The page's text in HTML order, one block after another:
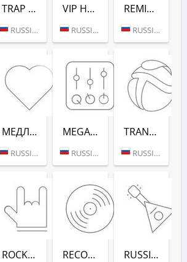
TRAP (РАДИО РЕКОРД)
RUSSIA (MOSCOW)
VIP HOUSE (РАДИО РЕКОРД)
RUSSIA (MOSCOW)
REMIX (РАДИО РЕКОРД)
RUSSIA (MOSCOW)
МЕДЛЯК FM (РАДИО РЕКОРД)
RUSSIA (MOSCOW)
MEGAMIX (РАДИО РЕКОРД)
RUSSIA (MOSCOW)
TRANCEMISSION (РАДИО РЕКОРД)
RUSSIA (MOSCOW)
ROCK (РАДИО РЕКОРД) RECORD DEEP (РАДИО РЕКОРД) RUSSIAN MIX (РАДИО РЕКОРД)